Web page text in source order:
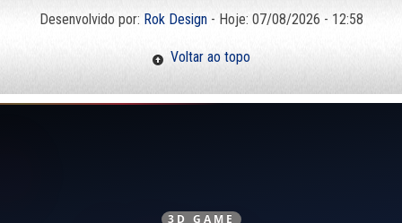
Desenvolvido por: Rok Design- Hoje: 07/08/2026 - 12:58
Voltar ao topo
3D GAME